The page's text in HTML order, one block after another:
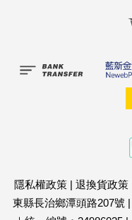
隱私權政策| 退換貨政策|
東縣長治鄉潭頭路207號|